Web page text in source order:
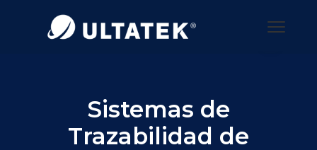
Sistemas de
Trazabilidad de